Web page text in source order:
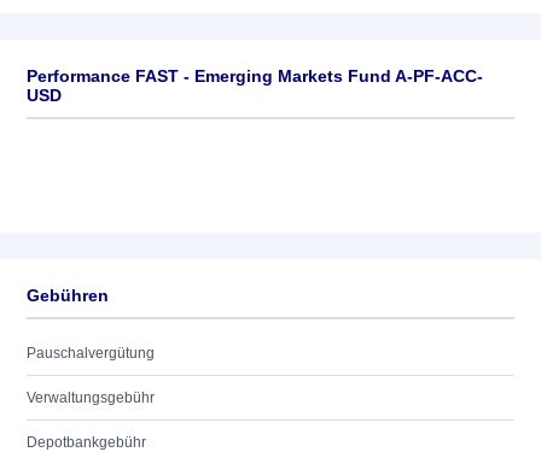
Performance FAST - Emerging Markets Fund A-PF-ACC-
USD
Gebühren
Pauschalvergütung
Verwaltungsgebühr
Depotbankgebühr